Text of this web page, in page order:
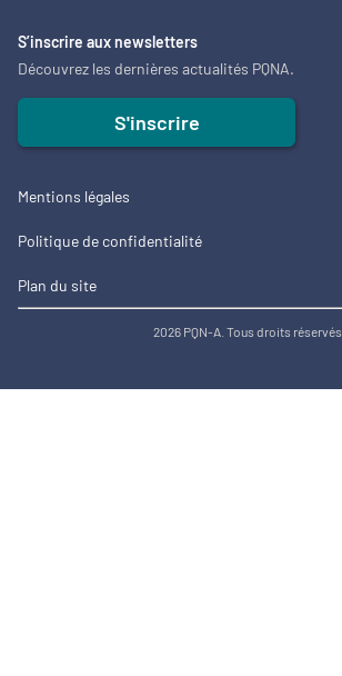
S’inscrire aux newsletters
Découvrez les dernières actualités PQNA.
S'inscrire
Mentions légales
Politique de confidentialité
Plan du site
2026 PQN-A. Tous droits réservés.